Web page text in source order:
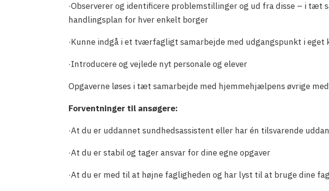
·Observerer og identificere problemstillinger og ud fra disse – i tæt
handlingsplan for hver enkelt borger
·Kunne indgå i et tværfagligt samarbejde med udgangspunkt i eget
·Introducere og vejlede nyt personale og elever
Opgaverne løses i tæt samarbejde med hjemmehjælpens øvrige
Forventninger til ansøgere:
·At du er uddannet sundhedsassistent eller har én tilsvarende
·At du er stabil og tager ansvar for dine egne opgaver
·At du er med til at højne fagligheden og har lyst til at bruge dine